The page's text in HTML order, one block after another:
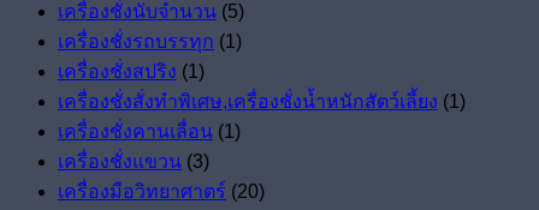
เครื่องชั่งนับจำนวน (5)
เครื่องชั่งรถบรรทุก (1)
เครื่องชั่งสปริง (1)
เครื่องชั่งสั่งทำพิเศษ,เครื่องชั่งน้ำหนักสัตว์เลี้ยง (1)
เครื่องชั่งคานเลื่อน (1)
เครื่องชั่งแขวน (3)
เครื่องมือวิทยาศาตร์ (20)